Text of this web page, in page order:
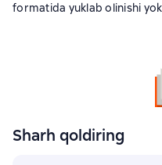
formatida yuklab olinishi
Sharh qoldiring